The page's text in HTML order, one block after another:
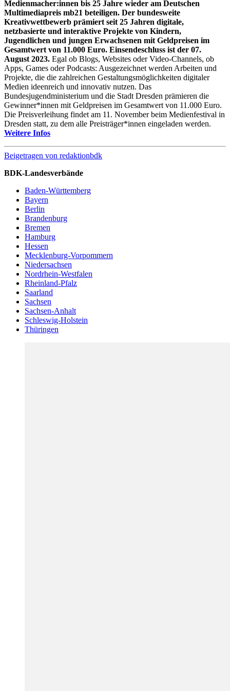
Medienmacher:innen bis 25 Jahre wieder am Deutschen
Multimediapreis mb21 beteiligen. Der bundesweite
Kreativwettbewerb prämiert seit 25 Jahren digitale,
netzbasierte und interaktive Projekte von Kindern,
Jugendlichen und jungen Erwachsenen mit Geldpreisen im
Gesamtwert von 11.000 Euro. Einsendeschluss ist der 07.
August 2023. Egal ob Blogs, Websites oder Video-Channels, ob
Apps, Games oder Podcasts: Ausgezeichnet werden Arbeiten und
Projekte, die die zahlreichen Gestaltungsmöglichkeiten digitaler
Medien ideenreich und innovativ nutzen. Das
Bundesjugendministerium und die Stadt Dresden prämieren die
Gewinner*innen mit Geldpreisen im Gesamtwert von 11.000 Euro.
Die Preisverleihung findet am 11. November beim Medienfestival in
Dresden statt, zu dem alle Preisträger*innen eingeladen werden.
Weitere Infos
Beigetragen von redaktionbdk
BDK-Landesverbände
Baden-Württemberg
Bayern
Berlin
Brandenburg
Bremen
Hamburg
Hessen
Mecklenburg-Vorpommern
Niedersachsen
Nordrhein-Westfalen
Rheinland-Pfalz
Saarland
Sachsen
Sachsen-Anhalt
Schleswig-Holstein
Thüringen